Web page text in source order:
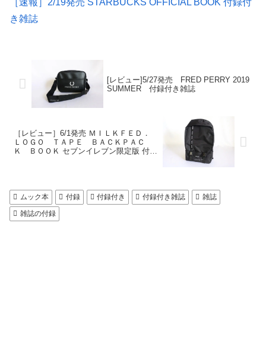
［速報］2/19発売 STARBUCKS OFFICIAL BOOK 付録付
き雑誌
[レビュー]5/27発売 FRED PERRY 2019
SUMMER 付録付き雑誌
［レビュー］6/1発売 ＭＩＬＫＦＥＤ．
ＬＯＧＯ ＴＡＰＥ ＢＡＣＫＰＡＣ
Ｋ ＢＯＯＫ セブンイレブン限定版 付録
ムック本 付録 付録付き 付録付き雑誌
雑誌
雑誌の付録